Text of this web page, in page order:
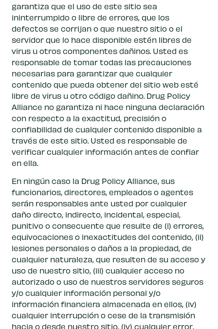
garantiza que el uso de este sitio sea
ininterrumpido o libre de errores, que los
defectos se corrijan o que nuestro sitio o el
servidor que lo hace disponible estén libres de
virus u otros componentes dañinos. Usted es
responsable de tomar todas las precauciones
necesarias para garantizar que cualquier
contenido que pueda obtener del sitio web esté
libre de virus u otro código dañino. Drug Policy
Alliance no garantiza ni hace ninguna declaración
con respecto a la exactitud, precisión o
confiabilidad de cualquier contenido disponible a
través de este sitio. Usted es responsable de
verificar cualquier información antes de confiar
en ella.
En ningún caso la Drug Policy Alliance, sus
funcionarios, directores, empleados o agentes
serán responsables ante usted por cualquier
daño directo, indirecto, incidental, especial,
punitivo o consecuente que resulte de (i) errores,
equivocaciones o inexactitudes del contenido, (ii)
lesiones personales o daños a la propiedad, de
cualquier naturaleza, que resulten de su acceso y
uso de nuestro sitio, (iii) cualquier acceso no
autorizado o uso de nuestros servidores seguros
y/o cualquier información personal y/o
información financiera almacenada en ellos, (iv)
cualquier interrupción o cese de la transmisión
hacia o desde nuestro sitio, (iv) cualquier error,